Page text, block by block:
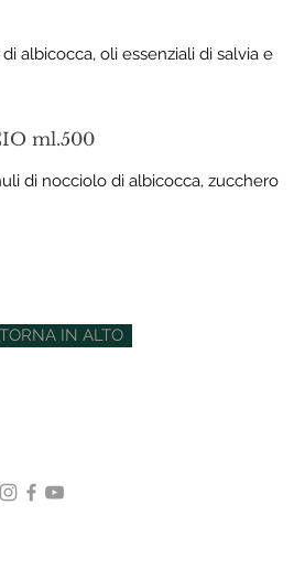
albicocca, oli essenziali di salvia e
ml.500
di nocciolo di albicocca, zucchero
TORNA IN ALTO